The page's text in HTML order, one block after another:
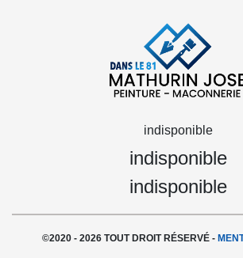
indisponible
indisponible
indisponible
©2020 - 2026 TOUT DROIT RÉSERVÉ -